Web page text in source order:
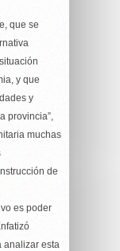
que se
y que
y
provincia”,
muchas
de
es poder
analizar esta